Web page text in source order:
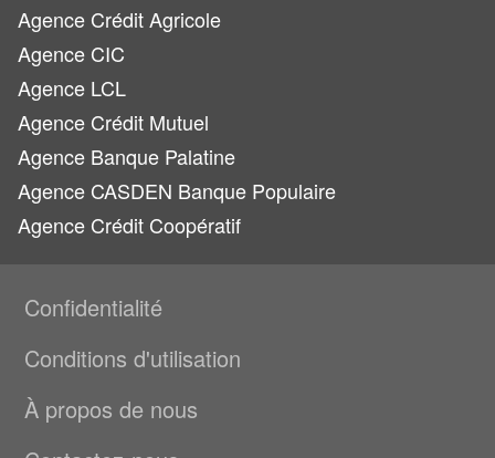
Agence Crédit Agricole
Agence CIC
Agence LCL
Agence Crédit Mutuel
Agence Banque Palatine
Agence CASDEN Banque Populaire
Agence Crédit Coopératif
Confidentialité
Conditions d'utilisation
À propos de nous